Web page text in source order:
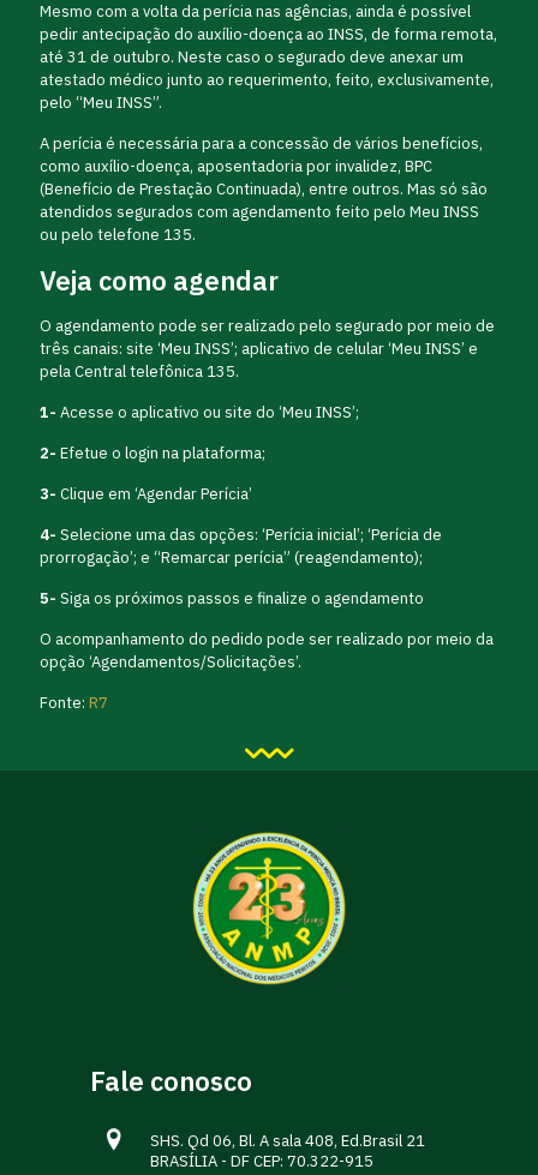
Mesmo com a volta da perícia nas agências, ainda é possível
pedir antecipação do auxílio-doença ao INSS, de forma remota,
até 31 de outubro. Neste caso o segurado deve anexar um
atestado médico junto ao requerimento, feito, exclusivamente,
pelo “Meu INSS”.
A perícia é necessária para a concessão de vários benefícios,
como auxílio-doença, aposentadoria por invalidez, BPC
(Benefício de Prestação Continuada), entre outros. Mas só são
atendidos segurados com agendamento feito pelo Meu INSS
ou pelo telefone 135.
Veja como agendar
O agendamento pode ser realizado pelo segurado por meio de
três canais: site ‘Meu INSS’; aplicativo de celular ‘Meu INSS’ e
pela Central telefônica 135.
1- Acesse o aplicativo ou site do ‘Meu INSS’;
2- Efetue o login na plataforma;
3- Clique em ‘Agendar Perícia’
4- Selecione uma das opções: ‘Perícia inicial’; ‘Perícia de
prorrogação’; e “Remarcar perícia” (reagendamento);
5- Siga os próximos passos e finalize o agendamento
O acompanhamento do pedido pode ser realizado por meio da
opção ‘Agendamentos/Solicitações’.
Fonte: R7
Fale conosco
SHS. Qd 06, Bl. A sala 408, Ed.Brasil 21
BRASÍLIA - DF CEP: 70.322-915